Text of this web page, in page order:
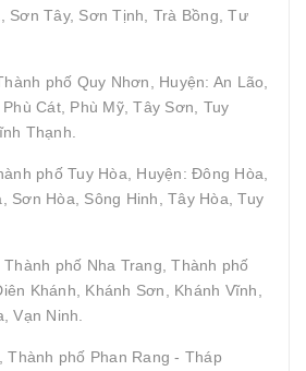
Sơn Tây, Sơn Tịnh, Trà Bồng, Tư
phố Quy Nhơn, Huyện: An Lão,
Cát, Phù Mỹ, Tây Sơn, Tuy
Thạnh.
phố Tuy Hòa, Huyện: Đông Hòa,
Sơn Hòa, Sông Hinh, Tây Hòa, Tuy
phố Nha Trang, Thành phố
Khánh, Khánh Sơn, Khánh Vĩnh,
Vạn Ninh.
Thành phố Phan Rang - Tháp